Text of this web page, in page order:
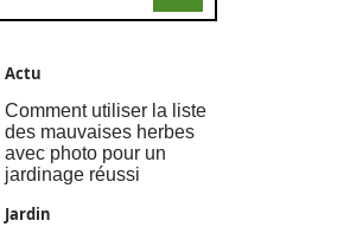
Actu
Comment utiliser la liste
des mauvaises herbes
avec photo pour un
jardinage réussi
Jardin